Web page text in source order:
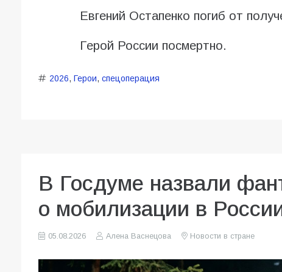
Евгений Остапенко погиб от
Герой России посмертно.
2026, Герои, спецоперация
В Госдуме назвали
о мобилизации в
05.08.2026 Алена Васнецова Новости в стране